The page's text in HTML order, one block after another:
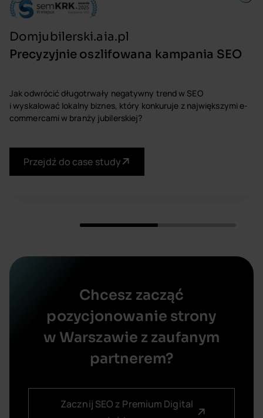
Domjubilerski.aia.pl
Precyzyjnie oszlifowana kampania SEO
Jak odwrócić długotrwały negatywny trend w SEO
i wyskalować lokalny biznes, który konkuruje z największymi e-
commercami w branży jubilerskiej?
Przejdź do case study
Chcesz zacząć
pozycjonowanie strony
w Warszawie z zaufanym
partnerem?​
Zacznij SEO z Premium Digital